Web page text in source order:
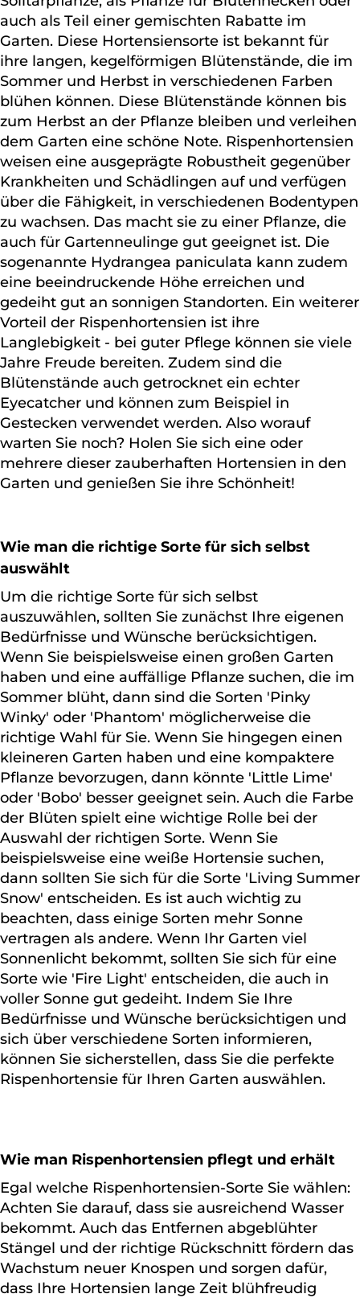
auch als Teil einer gemischten Rabatte im
Garten. Diese Hortensiensorte ist bekannt für
ihre langen, kegelförmigen Blütenstände, die im
Sommer und Herbst in verschiedenen Farben
blühen können. Diese Blütenstände können bis
zum Herbst an der Pflanze bleiben und verleihen
dem Garten eine schöne Note. Rispenhortensien
weisen eine ausgeprägte Robustheit gegenüber
Krankheiten und Schädlingen auf und verfügen
über die Fähigkeit, in verschiedenen Bodentypen
zu wachsen. Das macht sie zu einer Pflanze, die
auch für Gartenneulinge gut geeignet ist. Die
sogenannte Hydrangea paniculata kann zudem
eine beeindruckende Höhe erreichen und
gedeiht gut an sonnigen Standorten. Ein weiterer
Vorteil der Rispenhortensien ist ihre
Langlebigkeit - bei guter Pflege können sie viele
Jahre Freude bereiten. Zudem sind die
Blütenstände auch getrocknet ein echter
Eyecatcher und können zum Beispiel in
Gestecken verwendet werden. Also worauf
warten Sie noch? Holen Sie sich eine oder
mehrere dieser zauberhaften Hortensien in den
Garten und genießen Sie ihre Schönheit!
Wie man die richtige Sorte für sich selbst
auswählt
Um die richtige Sorte für sich selbst
auszuwählen, sollten Sie zunächst Ihre eigenen
Bedürfnisse und Wünsche berücksichtigen.
Wenn Sie beispielsweise einen großen Garten
haben und eine auffällige Pflanze suchen, die im
Sommer blüht, dann sind die Sorten 'Pinky
Winky' oder 'Phantom' möglicherweise die
richtige Wahl für Sie. Wenn Sie hingegen einen
kleineren Garten haben und eine kompaktere
Pflanze bevorzugen, dann könnte 'Little Lime'
oder 'Bobo' besser geeignet sein. Auch die Farbe
der Blüten spielt eine wichtige Rolle bei der
Auswahl der richtigen Sorte. Wenn Sie
beispielsweise eine weiße Hortensie suchen,
dann sollten Sie sich für die Sorte 'Living Summer
Snow' entscheiden. Es ist auch wichtig zu
beachten, dass einige Sorten mehr Sonne
vertragen als andere. Wenn Ihr Garten viel
Sonnenlicht bekommt, sollten Sie sich für eine
Sorte wie 'Fire Light' entscheiden, die auch in
voller Sonne gut gedeiht. Indem Sie Ihre
Bedürfnisse und Wünsche berücksichtigen und
sich über verschiedene Sorten informieren,
können Sie sicherstellen, dass Sie die perfekte
Rispenhortensie für Ihren Garten auswählen.
Wie man Rispenhortensien pflegt und erhält
Egal welche Rispenhortensien-Sorte Sie wählen:
Achten Sie darauf, dass sie ausreichend Wasser
bekommt. Auch das Entfernen abgeblühter
Stängel und der richtige Rückschnitt fördern das
Wachstum neuer Knospen und sorgen dafür,
dass Ihre Hortensien lange Zeit blühfreudig